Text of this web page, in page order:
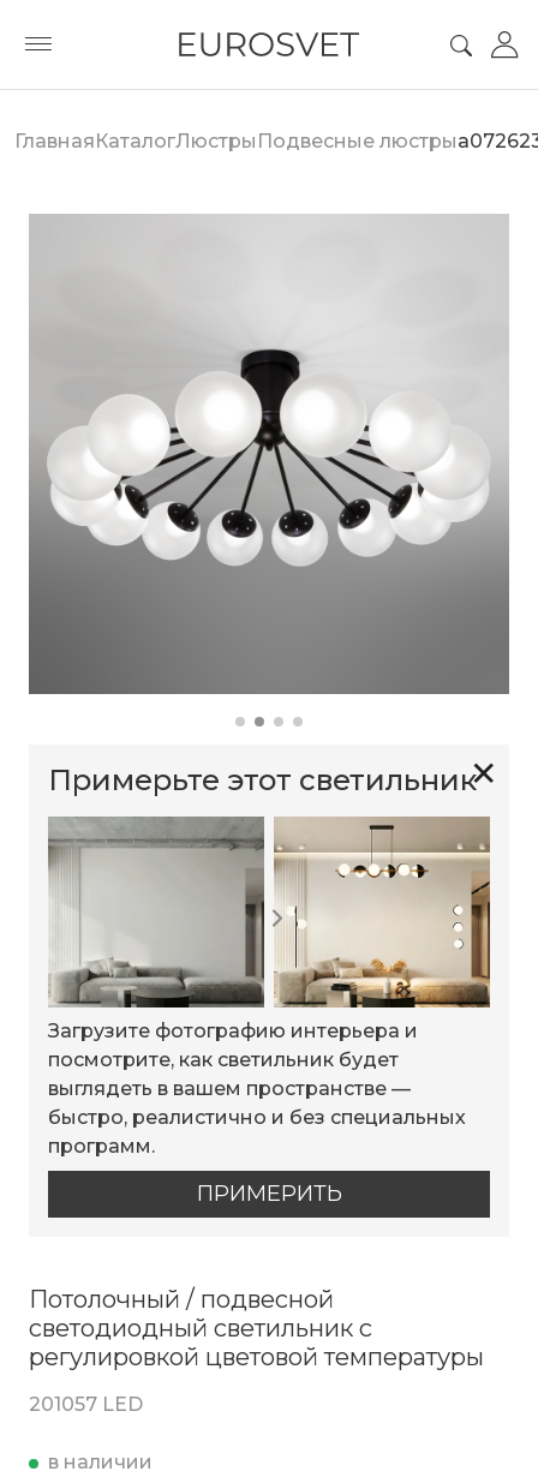
ГлавнаяКаталогЛюстры Подвесные люстры
✕
Примерьте этот светильник
Загрузите фотографию интерьера и
посмотрите, как светильник будет
выглядеть в вашем пространстве —
быстро, реалистично и без специальных
программ.
ПРИМЕРИТЬ
Потолочный / подвесной
светодиодный светильник с
регулировкой цветовой температуры
201057 LED
в наличии